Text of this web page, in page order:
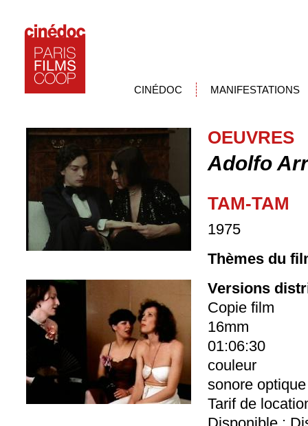
CINÉDOC MANIFESTATIONS
OEUVRES
Adolfo
TAM-TAM
1975
Thèmes du
Versions
Copie film
16mm
01:06:30
couleur
sonore optique
Tarif de